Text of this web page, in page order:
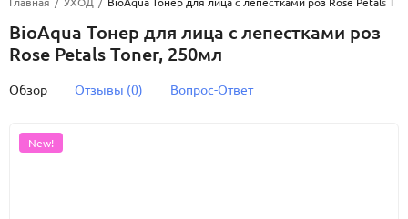
BioAqua Тонер для лица с лепестками роз
Rose Petals Toner, 250мл
Обзор Отзывы (0) Вопрос-Ответ
New!